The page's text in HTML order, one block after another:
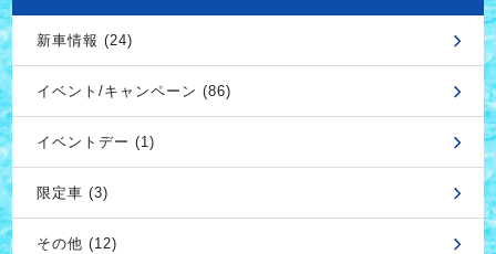
新車情報 (24)
イベント/キャンペーン (86)
イベントデー (1)
限定車 (3)
その他 (12)